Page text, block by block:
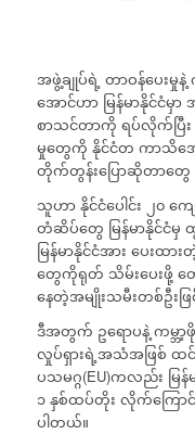
အဖွဲ့ချုပ်ရဲ့ တာဝန်ပေးမှုနဲ့
အောင်ဟာ မြန်မာနိုင်ငံမှ
စာသင်တာကို ရပ်လိုက်ပြီး
မှုတွေကို နိုင်ငံတ ကာသိအေ
တိုက်တွန်းပြောဆိုတာတွ
သူဟာ နိုင်ငံပေါင်း ၂၀
တံဆိပ်တွေ မြန်မာနိုင်ငံမှ
မြန်မာနိုင်ငံအား ပေး
တွေကိုရုတ် သိမ်းပေးဖို့ တ
နေတဲ့အမျိုးသမီးတစ်ဦးဖ
ဒီအတွက် ဥရောပနဲ့ ကမ္ဘာ့
လှုပ်ရှားရဲ့အသံအဖြစ် ထင်
ပသမဂ္ဂ(EU)ကလည်း မ
၁ နှစ်ထပ်တိုး လိုက်ကြော
ပါတယ်။